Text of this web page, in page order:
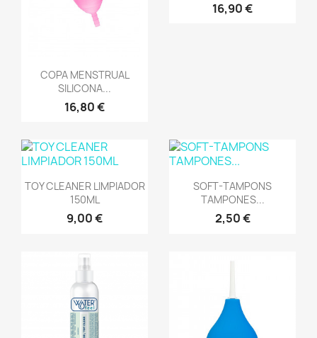
Vista rápida
COPA MENSTRUAL
SILICONA...
16,80 €
16,90 €
Vista rápida
TOY CLEANER LIMPIADOR
150ML
9,00 €
Vista rápida
SOFT-TAMPONS
TAMPONES...
2,50 €